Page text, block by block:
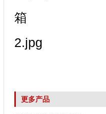
更多产品